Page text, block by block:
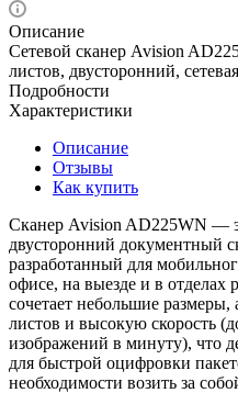
Описание
Сетевой сканер Avision
листов, двусторонний,
Подробности
Характеристики
Описание
Отзывы
Как купить
Сканер Avision AD225WN —
двусторонний документный
разработанный для
офисе, на выезде и в отделах
сочетает небольшие
листов и высокую скорость
изображений в минуту), что
для быстрой оцифровки
необходимости возить за